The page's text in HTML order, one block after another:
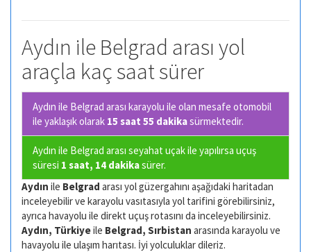
Aydın ile Belgrad arası yol
araçla kaç saat sürer
Aydın ile Belgrad arası karayolu ile olan mesafe otomobil
ile yaklaşık olarak 15 saat 55 dakikasürmektedir.
Aydın ile Belgrad arası seyahat uçak ile yapılırsa uçuş
süresi 1 saat, 14 dakikasürer.
Aydın ile Belgrad arası yol güzergahını aşağıdaki haritadan
inceleyebilir ve karayolu vasıtasıyla yol tarifini görebilirsiniz,
ayrıca havayolu ile direkt uçuş rotasını da inceleyebilirsiniz.
Aydın, Türkiyeile Belgrad, Sırbistan arasında karayolu ve
havayolu ile ulaşım harıtası. İyi yolculuklar dileriz.